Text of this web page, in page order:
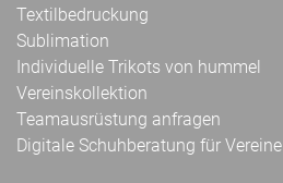
Textilbedruckung
Sublimation
Individuelle Trikots von hummel
Vereinskollektion
Teamausrüstung anfragen
Digitale Schuhberatung für Vereine